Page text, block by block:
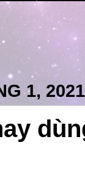
1, 2021